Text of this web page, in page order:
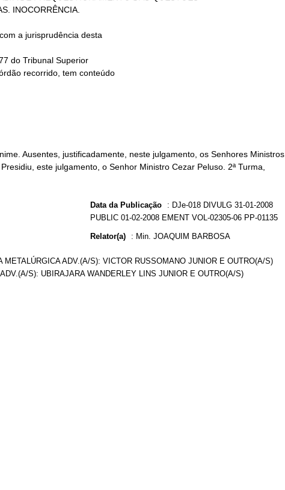
do Tribunal Superior
Ausentes, justificadamente, neste julgamento, os Senhores Ministros
este julgamento, o Senhor Ministro Cezar Peluso. 2ª Turma,
Data da Publicação : DJe-018 DIVULG 31-01-2008
PUBLIC 01-02-2008 EMENT VOL-02305-06 PP-01135
Relator(a) : Min. JOAQUIM BARBOSA
ADV.(A/S): VICTOR RUSSOMANO JUNIOR E OUTRO(A/S)
S): UBIRAJARA WANDERLEY LINS JUNIOR E OUTRO(A/S)